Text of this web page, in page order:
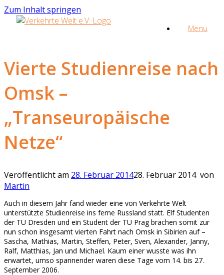
Zum Inhalt springen
Menü
Vierte Studienreise nach
Omsk –
„Transeuropäische
Netze“
Veröffentlicht am 28. Februar 201428. Februar 2014 von
Martin
Auch in diesem Jahr fand wieder eine von Verkehrte Welt
unterstützte Studienreise ins ferne Russland statt. Elf Studenten
der TU Dresden und ein Student der TU Prag brachen somit zur
nun schon insgesamt vierten Fahrt nach Omsk in Sibirien auf –
Sascha, Mathias, Martin, Steffen, Peter, Sven, Alexander, Janny,
Ralf, Matthias, Jan und Michael. Kaum einer wusste was ihn
erwartet, umso spannender waren diese Tage vom 14. bis 27.
September 2006.